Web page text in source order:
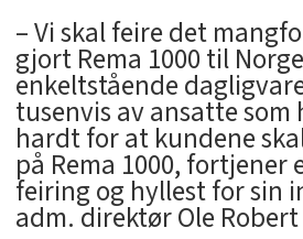
– Vi skal feire det
gjort Rema 1000 til
enkeltstående
tusenvis av ansatte
hardt for at kundene
på Rema 1000, fortjener
feiring og hyllest for sin
adm. direktør Ole